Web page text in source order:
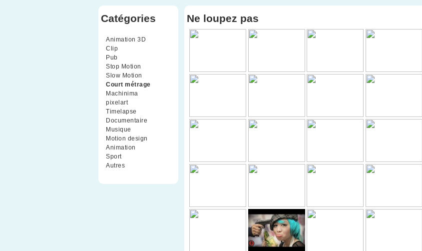
Catégories
Animation 3D
Clip
Pub
Stop Motion
Slow Motion
Court métrage
Machinima
pixelart(10)
Timelapse
Documentaire
Musique
Motion design
Animation
Sport(2)
Autres
Ne loupez pas